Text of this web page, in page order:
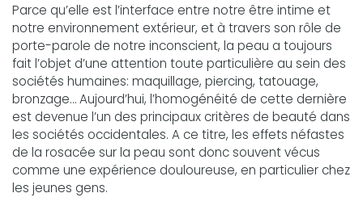
Parce qu’elle est l’interface entre notre être intime et
notre environnement extérieur, et à travers son rôle de
porte-parole de notre inconscient, la peau a toujours
fait l’objet d’une attention toute particulière au sein des
sociétés humaines: maquillage, piercing, tatouage,
bronzage… Aujourd’hui, l’homogénéité de cette dernière
est devenue l’un des principaux critères de beauté dans
les sociétés occidentales. A ce titre, les effets néfastes
de la rosacée sur la peau sont donc souvent vécus
comme une expérience douloureuse, en particulier chez
les jeunes gens.